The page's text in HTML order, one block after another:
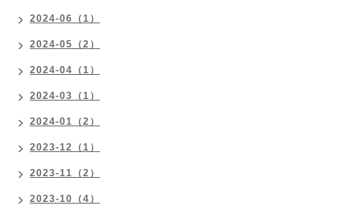
2024-06（1）
2024-05（2）
2024-04（1）
2024-03（1）
2024-01（2）
2023-12（1）
2023-11（2）
2023-10（4）